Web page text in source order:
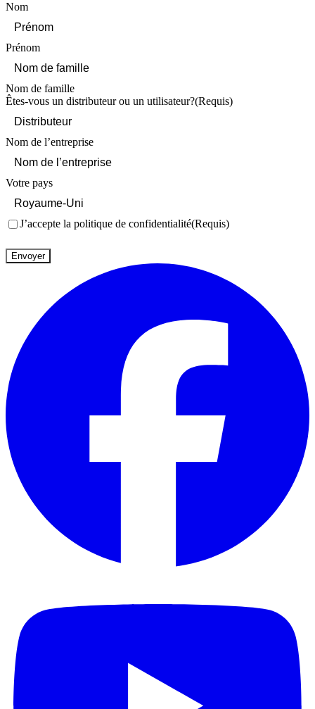
Nom
Prénom
Nom de famille
Êtes-vous un distributeur ou un utilisateur?(Requis)
Nom de l’entreprise
Votre pays
Consentement(Requis)
J’accepte la politique de confidentialité(Requis)
Envoyer